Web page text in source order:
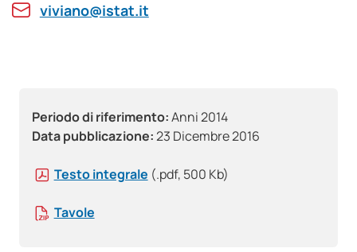
Periodo di riferimento:Anni 2014
Data pubblicazione:23 Dicembre 2016
Testo integrale (.pdf, 500 Kb)
Tavole
viviano@istat.it